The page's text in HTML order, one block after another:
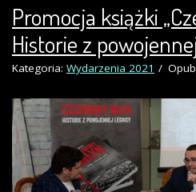
Promocja książki
Historie z
Kategoria: Wydarzenia 2021